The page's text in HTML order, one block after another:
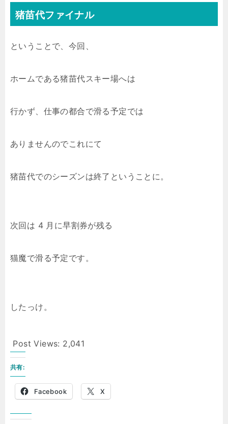
猪苗代ファイナル
ということで、今回、
ホームである猪苗代スキー場へは
行かず、仕事の都合で滑る予定では
ありませんのでこれにて
猪苗代でのシーズンは終了ということに。
次回は 4 月に早割券が残る
猫魔で滑る予定です。
したっけ。
Post Views: 2,041
共有:
Facebook X